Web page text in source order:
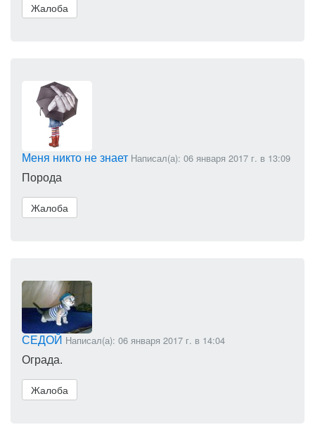
Жалоба
Меня никто не знает Написал(а): 06 января 2017 г. в 13:09
Порода
Жалоба
СЕДОЙ Написал(а): 06 января 2017 г. в 14:04
Ограда.
Жалоба